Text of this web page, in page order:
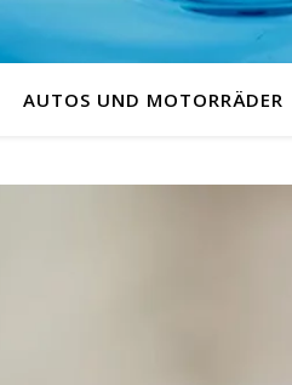
AUTOS UND MOTORRÄDER